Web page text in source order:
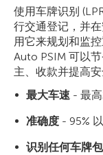
使用车牌识别
行交通登记，并
用它来规划和监
Auto PSIM 可以
主、收款并提高安
最大车速 - 最
准确度 - 95%
识别任何车牌包